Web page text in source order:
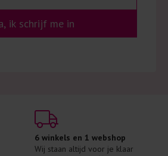
ik schrijf me in
6 winkels en 1 webshop
Wij staan altijd voor je klaar